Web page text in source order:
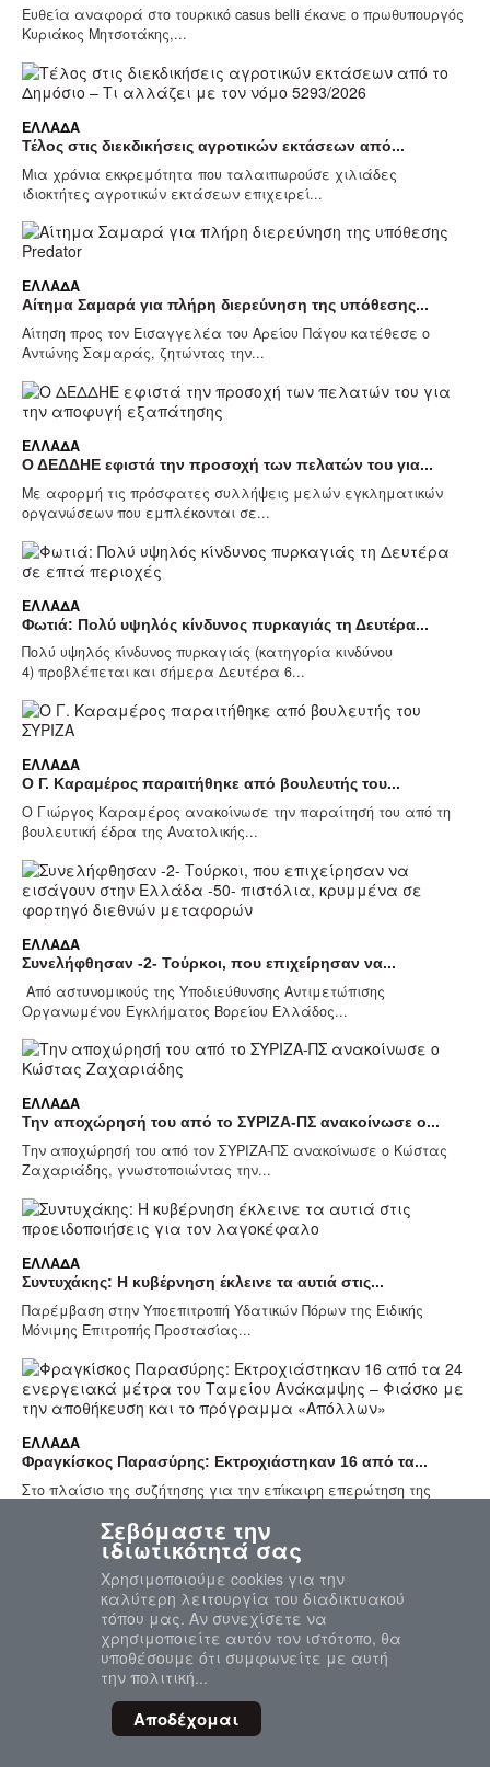
Ευθεία αναφορά στο τουρκικό casus belli έκανε ο πρωθυπουργός
Κυριάκος Μητσοτάκης,...
ΕΛΛΆΔΑ
Τέλος στις διεκδικήσεις αγροτικών εκτάσεων από...
Μια χρόνια εκκρεμότητα που ταλαιπωρούσε χιλιάδες
ιδιοκτήτες αγροτικών εκτάσεων επιχειρεί...
ΕΛΛΆΔΑ
Αίτημα Σαμαρά για πλήρη διερεύνηση της υπόθεσης...
Αίτηση προς τον Εισαγγελέα του Αρείου Πάγου κατέθεσε ο
Αντώνης Σαμαράς, ζητώντας την...
ΕΛΛΆΔΑ
Ο ΔΕΔΔΗΕ εφιστά την προσοχή των πελατών του για...
Με αφορμή τις πρόσφατες συλλήψεις μελών εγκληματικών
οργανώσεων που εμπλέκονται σε...
ΕΛΛΆΔΑ
Φωτιά: Πολύ υψηλός κίνδυνος πυρκαγιάς τη Δευτέρα...
Πολύ υψηλός κίνδυνος πυρκαγιάς (κατηγορία κινδύνου
4) προβλέπεται και σήμερα Δευτέρα 6...
ΕΛΛΆΔΑ
Ο Γ. Καραμέρος παραιτήθηκε από βουλευτής του...
Ο Γιώργος Καραμέρος ανακοίνωσε την παραίτησή του από τη
βουλευτική έδρα της Ανατολικής...
ΕΛΛΆΔΑ
Συνελήφθησαν -2- Τούρκοι, που επιχείρησαν να...
Από αστυνομικούς της Υποδιεύθυνσης Αντιμετώπισης
Οργανωμένου Εγκλήματος Βορείου Ελλάδος...
ΕΛΛΆΔΑ
Την αποχώρησή του από το ΣΥΡΙΖΑ-ΠΣ ανακοίνωσε ο...
Την αποχώρησή του από τον ΣΥΡΙΖΑ-ΠΣ ανακοίνωσε ο Κώστας
Ζαχαριάδης, γνωστοποιώντας την...
ΕΛΛΆΔΑ
Συντυχάκης: Η κυβέρνηση έκλεινε τα αυτιά στις...
Παρέμβαση στην Υποεπιτροπή Υδατικών Πόρων της Ειδικής
Μόνιμης Επιτροπής Προστασίας...
ΕΛΛΆΔΑ
Φραγκίσκος Παρασύρης: Εκτροχιάστηκαν 16 από τα...
Στο πλαίσιο της συζήτησης για την επίκαιρη επερώτηση της
Κ. Σπυριδάκη: «Ο λαγοκέφαλος δεν είναι πλέον ένα...
Στην Υποεπιτροπή Υδατικών Πόρων της Ειδικής Μόνιμης
Επιτροπής Προστασίας του...
Σεβόμαστε την
ιδιωτικότητά σας
Χρησιμοποιούμε cookies για την
καλύτερη λειτουργία του διαδικτυακού
τόπου μας. Αν συνεχίσετε να
χρησιμοποιείτε αυτόν τον ιστότοπο, θα
υποθέσουμε ότι συμφωνείτε με αυτή
την πολιτική...
Αποδέχομαι